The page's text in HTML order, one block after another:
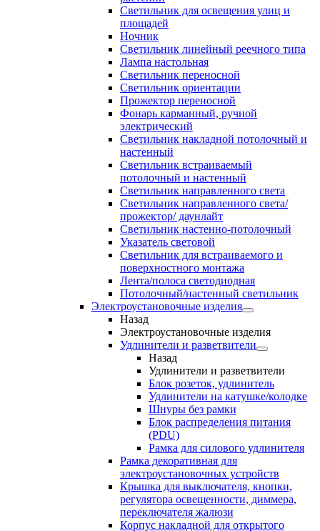
Светильник для освещения улиц и
площадей
Ночник
Светильник линейный реечного типа
Лампа настольная
Светильник переносной
Светильник ориентации
Прожектор переносной
Фонарь карманный, ручной
электрический
Светильник накладной потолочный и
настенный
Светильник встраиваемый
потолочный и настенный
Светильник направленного света
Светильник направленного света/
прожектор/ даунлайт
Светильник настенно-потолочный
Указатель световой
Светильник для встраиваемого и
поверхностного монтажа
Лента/полоса светодиодная
Потолочный/настенный светильник
Электроустановочные изделия
Назад
Электроустановочные изделия
Удлинители и разветвители
Назад
Удлинители и разветвители
Блок розеток, удлинитель
Удлинители на катушке/колодке
Шнуры без рамки
Блок распределения питания
(PDU)
Рамка для силового удлинителя
Рамка декоративная для
электроустановочных устройств
Крышка для выключателя, кнопки,
регулятора освещенности, диммера,
переключателя жалюзи
Корпус накладной для открытого